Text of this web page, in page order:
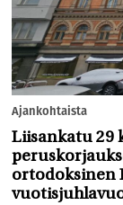
Ajankohtaista
Liisankatu 29
ortodoksinen